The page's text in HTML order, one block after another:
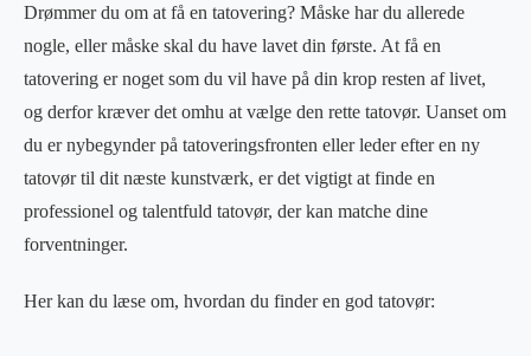
Drømmer du om at få en tatovering? Måske har du allerede
nogle, eller måske skal du have lavet din første. At få en
tatovering er noget som du vil have på din krop resten af livet,
og derfor kræver det omhu at vælge den rette tatovør. Uanset om
du er nybegynder på tatoveringsfronten eller leder efter en ny
tatovør til dit næste kunstværk, er det vigtigt at finde en
professionel og talentfuld tatovør, der kan matche dine
forventninger.
Her kan du læse om, hvordan du finder en god tatovør: